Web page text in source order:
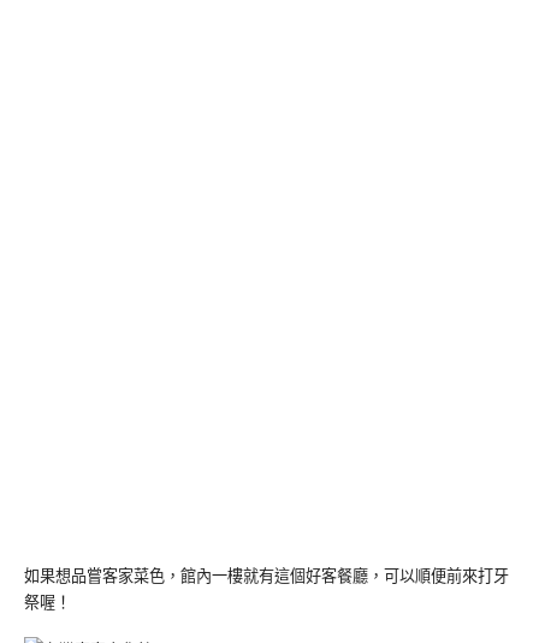
如果想品嘗客家菜色，館內一樓就有這個好客餐廳，可以順便前來打牙
祭喔！